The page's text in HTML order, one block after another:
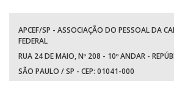
APCEF/SP - ASSOCIAÇÃO DO PESSOAL DA
FEDERAL
RUA 24 DE MAIO, Nº 208 - 10º ANDAR -
SÃO PAULO / SP - CEP: 01041-000